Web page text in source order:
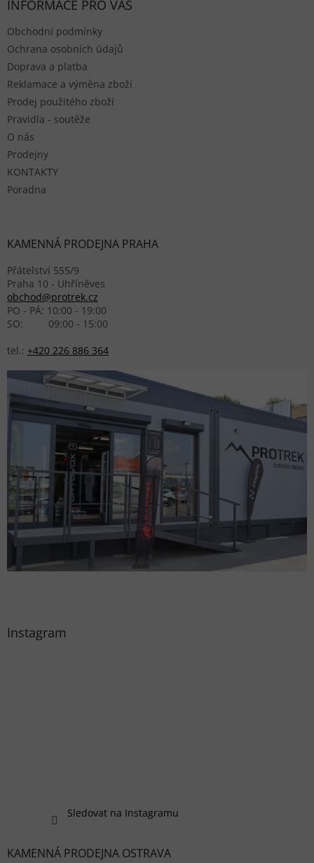
INFORMACE PRO VÁS
Obchodní podmínky
Ochrana osobních údajů
Doprava a platba
Reklamace a výměna zboží
Prodej použitého zboží
Pravidla - soutěže
O nás
Prodejny
KONTAKTY
Poradna
KAMENNÁ PRODEJNA PRAHA
Přátelství 555/9
Praha 10 - Uhříněves
obchod@protrek.cz
PO - PÁ: 10:00 - 19:00
SO: 09:00 - 15:00
tel.: +420 226 886 364
Instagram
Sledovat na Instagramu
KAMENNÁ PRODEJNA OSTRAVA